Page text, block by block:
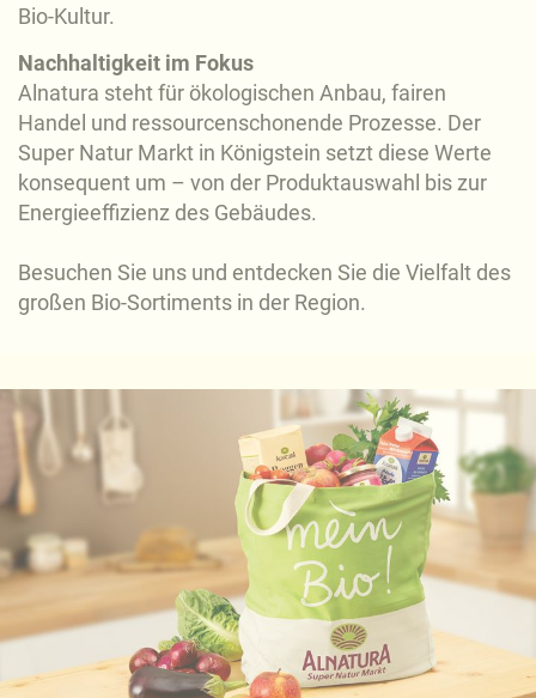
Bio-Kultur.
Nachhaltigkeit im Fokus
Alnatura steht für ökologischen Anbau, fairen
Handel und ressourcenschonende Prozesse. Der
Super Natur Markt in Königstein setzt diese Werte
konsequent um – von der Produktauswahl bis zur
Energieeffizienz des Gebäudes.
Besuchen Sie uns und entdecken Sie die Vielfalt des
großen Bio-Sortiments in der Region.